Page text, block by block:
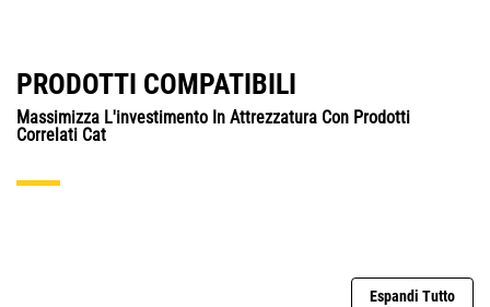
PRODOTTI COMPATIBILI
Massimizza L'investimento In Attrezzatura Con Prodotti
Correlati Cat
Espandi Tutto